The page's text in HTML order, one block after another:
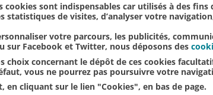
sont indispensables car utilisés à des
statistiques de visites, d’analyser votre
votre parcours, les publicités,
Facebook et Twitter, nous déposons des
choix concernant le dépôt de ces cookies
vous ne pourrez pas poursuivre votre
cliquant sur le lien "Cookies", en bas de page.